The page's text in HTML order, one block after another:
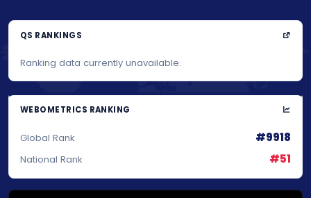
QS RANKINGS
Ranking data currently unavailable.
WEBOMETRICS RANKING
Global Rank #9918
National Rank #51